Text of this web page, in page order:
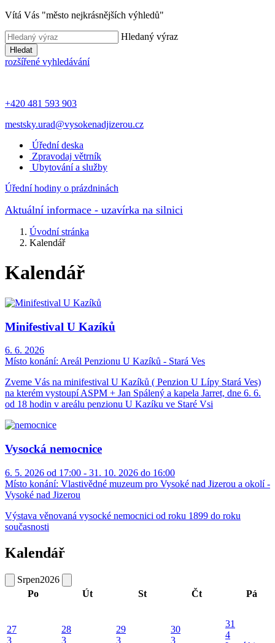
Vítá Vás "město nejkrásnějších výhledů"
Hledaný výraz
Hledat
rozšířené vyhledávání
+420 481 593 903
mestsky.urad@vysokenadjizerou.cz
Úřední deska
Zpravodaj větrník
Ubytování a služby
Úřední hodiny o prázdninách
Aktuální informace - uzavírka na silnici
Úvodní stránka
Kalendář
Kalendář
Minifestival U Kazíků
6. 6. 2026
Místo konání: Areál Penzionu U Kazíků - Stará Ves
Zveme Vás na minifestival U Kazíků ( Penzion U Lípy Stará Ves)
na kterém vystoupí ASPM + Jan Spálený a kapela Jarret, dne 6. 6.
od 18 hodin v areálu penzionu U Kazíku ve Staré Vsi
Vysocká nemocnice
6. 5. 2026 od 17:00 - 31. 10. 2026 do 16:00
Místo konání: Vlastivědné muzeum pro Vysoké nad Jizerou a okolí -
Vysoké nad Jizerou
Výstava věnovaná vysocké nemocnici od roku 1899 do roku
současnosti
Kalendář
Srpen2026
Po
Út St Čt Pá
27
3
28
3
29
3
30
3
31
4